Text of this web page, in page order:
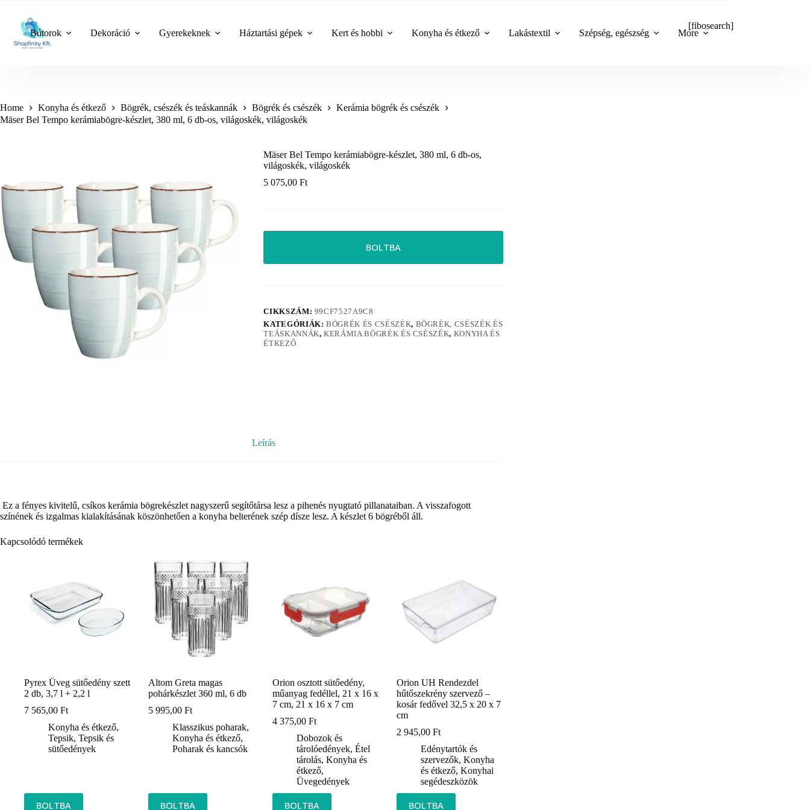
content
Bútorok Dekoráció Gyerekeknek Háztartási gépek Kert és hobbi Konyha és étkező Lakástextil Szépség, egészség More
[fibosearch]
Home Konyha és étkező Bögrék, csészék és teáskannák Bögrék és csészék
Kerámia bögrék és csészék
Mäser Bel Tempo kerámiabögre-készlet, 380 ml, 6 db-os, világoskék, világoskék
Mäser Bel Tempo kerámiabögre-készlet, 380 ml, 6 db-os,
világoskék, világoskék
5 075,00Ft
BOLTBA
CIKKSZÁM: 99CF7527A9C8
KATEGÓRIÁK:BÖGRÉK ÉS CSÉSZÉK, BÖGRÉK, CSÉSZÉK ÉS
TEÁSKANNÁK,KERÁMIA BÖGRÉK ÉS CSÉSZÉK, KONYHA ÉS
ÉTKEZŐ
Leírás
Ez a fényes kivitelű, csíkos kerámia bögrekészlet nagyszerű segítőtársa lesz a pihenés nyugtató pillanataiban. A visszafogott
színének és izgalmas kialakításának köszönhetően a konyha belterének szép dísze lesz. A készlet 6 bögréből áll.
Kapcsolódó termékek
Pyrex Üveg sütőedény szett
2 db, 3,7 l + 2,2 l
7 565,00 Ft
Konyha és étkező,
Tepsik, Tepsik és
sütőedények
BOLTBA
Altom Greta magas
pohárkészlet 360 ml, 6 db
5 995,00Ft
Klasszikus poharak,
Konyha és étkező,
Poharak és kancsók
BOLTBA
Orion osztott sütőedény,
műanyag fedéllel, 21 x 16 x
7 cm, 21 x 16 x 7 cm
4 375,00Ft
Dobozok és
tárolóedények,Étel
tárolás,Konyha és
étkező,
Üvegedények
BOLTBA
Orion UH Rendezdel
hűtőszekrény szervező –
kosár fedővel 32,5 x 20 x 7
cm
2 945,00Ft
Edénytartók és
szervezők,Konyha
és étkező,Konyhai
segédeszközök
BOLTBA